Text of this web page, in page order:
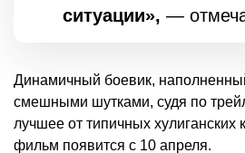
ситуации», —
Динамичный боевик,
смешными шутками, судя по
лучшее от типичных хулиганских
фильм появится с 10 апреля.